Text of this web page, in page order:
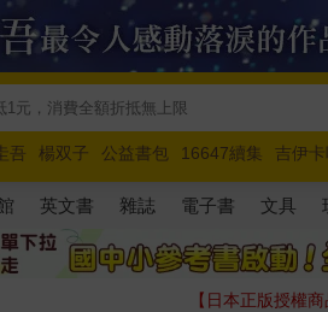
吾 楊双子 公益書包 16647續集 吉伊卡
路邊攤新作
馬斯克 玩具總動員5 超慢跑
英文書 雜誌 電子書 文具
【日本正版授權商